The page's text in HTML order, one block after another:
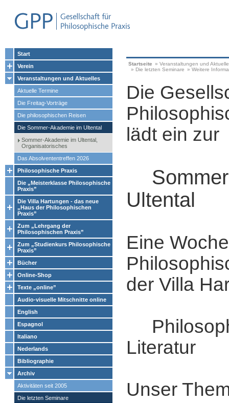
Start
Verein
Veranstaltungen und Aktuelles
Aktuelle Termine
Die Freitag-Vorträge
Die philosophischen Reisen
Die Sommer-Akademie im Ultental
Sommer-Akademie im Ultental,
Organisatorisches
Das Absolvententreffen 2026
Philosophische Praxis
Die „Meisterklasse Philosophische
Praxis”
Die Villa Hartungen - das neue
„Haus der Philosophischen
Praxis”
Zum „Lehrgang der
Philosophischen Praxis”
Zum „Studienkurs Philosophische
Praxis”
Bücher
Online-Shop
Texte „online”
Audio-visuelle Mitschnitte online
English
Espagnol
Italiano
Nederlands
Bibliographie
Archiv
Aktivitäten seit 2005
Die letzten Seminare
Startseite » Veranstaltungen und
» Die letzten Seminare » Weitere
Die
lädt ein zur
Ultental
Eine
der Villa
Literatur
Unser